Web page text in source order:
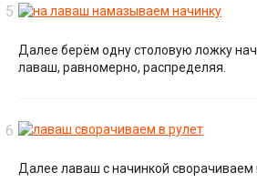
Далее берём одну столовую ложку
лаваш, равномерно, распределяя.
Далее лаваш с начинкой сворачиваем